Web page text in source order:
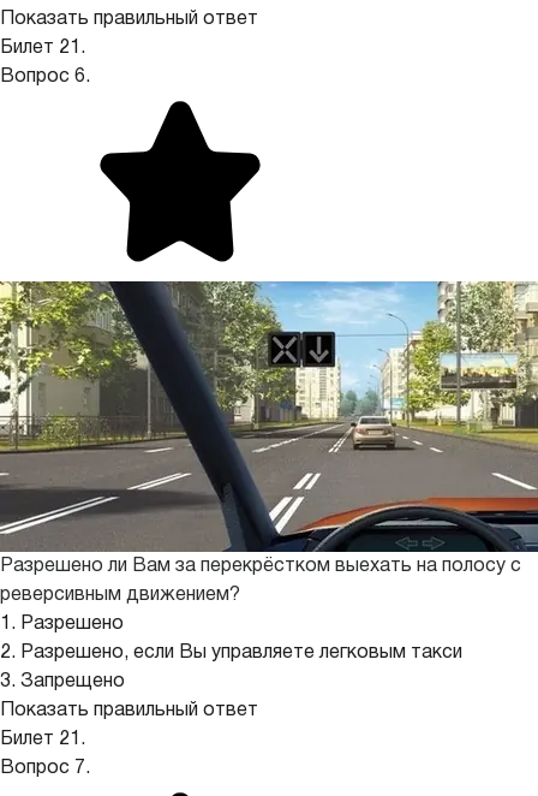
Показать правильный ответ
Билет 21.
Вопрос 6.
Разрешено ли Вам за перекрёстком выехать на полосу с
реверсивным движением?
1. Разрешено
2. Разрешено, если Вы управляете легковым такси
3. Запрещено
Показать правильный ответ
Билет 21.
Вопрос 7.